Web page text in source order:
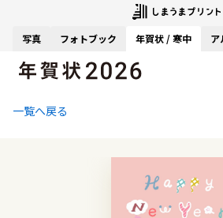
写真 フォトブック 年賀状 / 寒中 ア
一覧へ戻る